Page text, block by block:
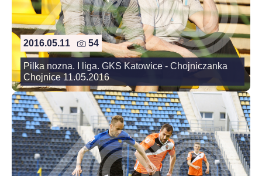
2016.05.11 54
Pilka nozna. I liga. GKS Katowice - Chojniczanka
Chojnice 11.05.2016